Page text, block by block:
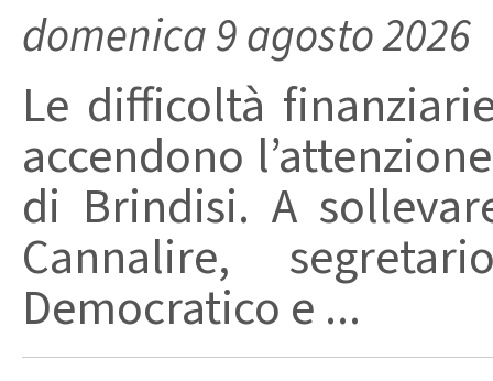
domenica 9 agosto 2026
Le difficoltà
accendono
di Brindisi. A
Cannalire,
Democratico e ...